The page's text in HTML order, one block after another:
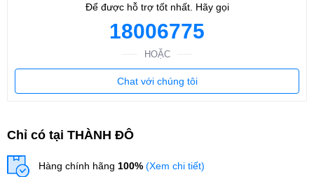
Để được hỗ trợ tốt nhất. Hãy gọi
18006775
HOẶC
Chat với chúng tôi
Chỉ có tại THÀNH ĐÔ
Hàng chính hãng 100% (Xem chi tiết)